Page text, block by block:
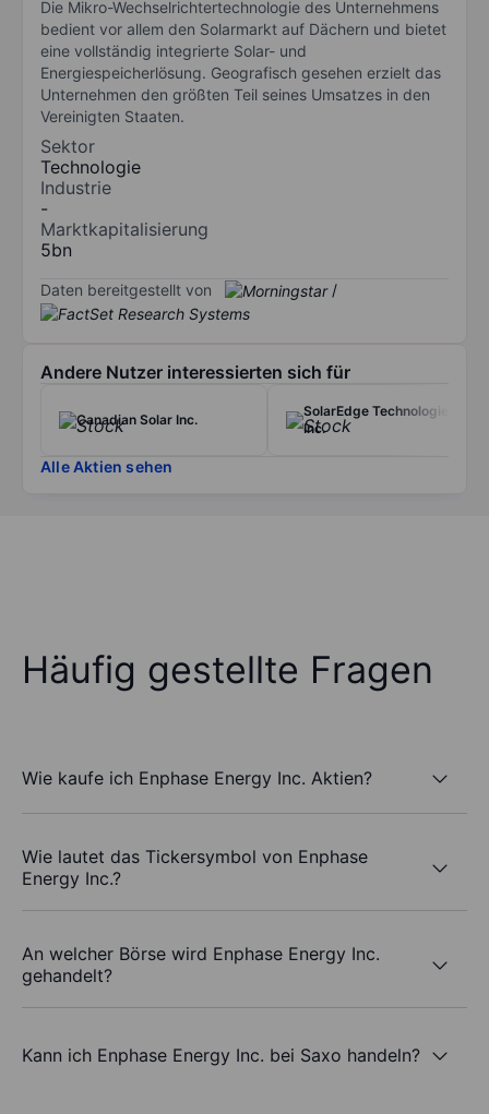
Die Mikro-Wechselrichtertechnologie des Unternehmens
bedient vor allem den Solarmarkt auf Dächern und bietet
eine vollständig integrierte Solar- und
Energiespeicherlösung. Geografisch gesehen erzielt das
Unternehmen den größten Teil seines Umsatzes in den
Vereinigten Staaten.
Sektor
Technologie
Industrie
-
Marktkapitalisierung
5bn
Daten bereitgestellt von /
Andere Nutzer interessierten sich für
Canadian Solar Inc.
SolarEdge Technologies
Inc.
Alle Aktien sehen
Häufig gestellte Fragen
Wie kaufe ich Enphase Energy Inc. Aktien?
Wie lautet das Tickersymbol von Enphase
Energy Inc.?
An welcher Börse wird Enphase Energy Inc.
gehandelt?
Kann ich Enphase Energy Inc. bei Saxo handeln?